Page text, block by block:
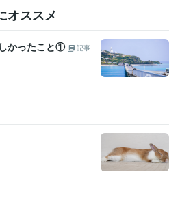
オススメ
かったこと①
記事